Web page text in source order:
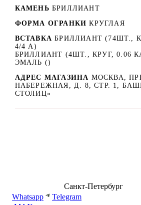
КАМЕНЬ БРИЛЛИАНТ
ФОРМА ОГРАНКИ КРУГЛАЯ
ВСТАВКА БРИЛЛИАНТ (74ШТ.,
4/4 А)
БРИЛЛИАНТ (4ШТ., КРУГ, 0.06
ЭМАЛЬ ()
АДРЕС МАГАЗИНА МОСКВА,
НАБЕРЕЖНАЯ, Д. 8, СТР. 1,
СТОЛИЦ»
Санкт-Петербург
Whatsapp
Telegram